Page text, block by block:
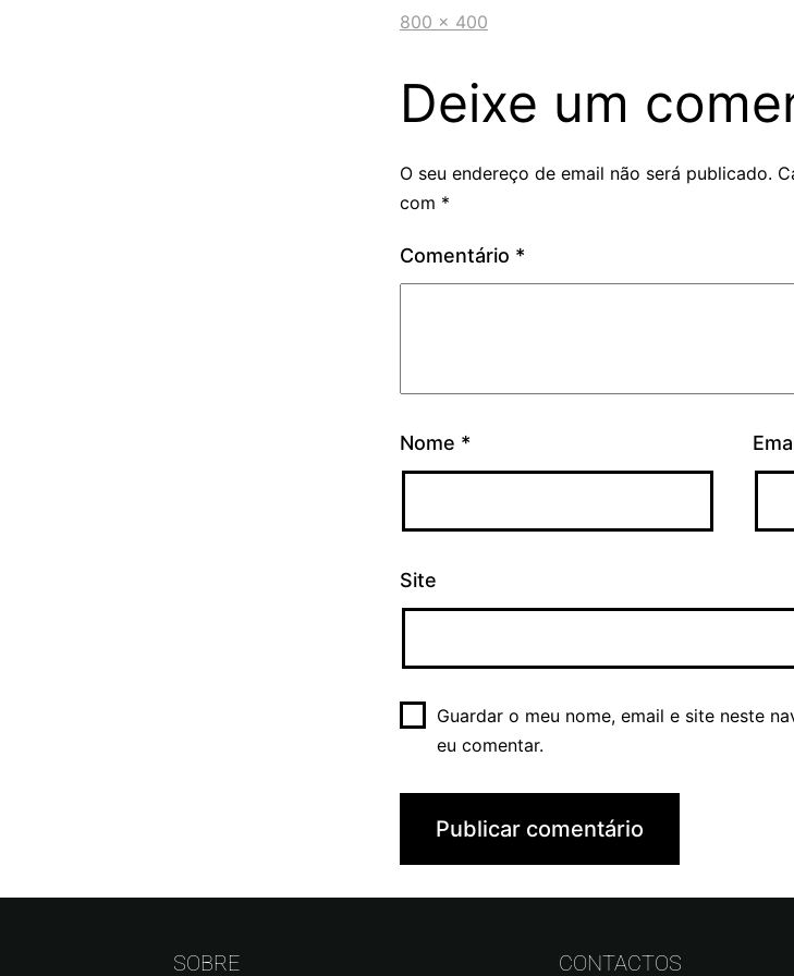
800 × 400
Deixe um
O seu endereço de email não será publicado.
com *
Comentário *
Nome *
Site
Guardar o meu nome, email e site neste
eu comentar.
SOBRE CONTACTOS